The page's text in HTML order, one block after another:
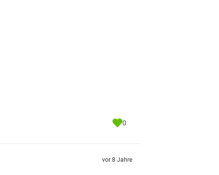
0
vor 8 Jahre